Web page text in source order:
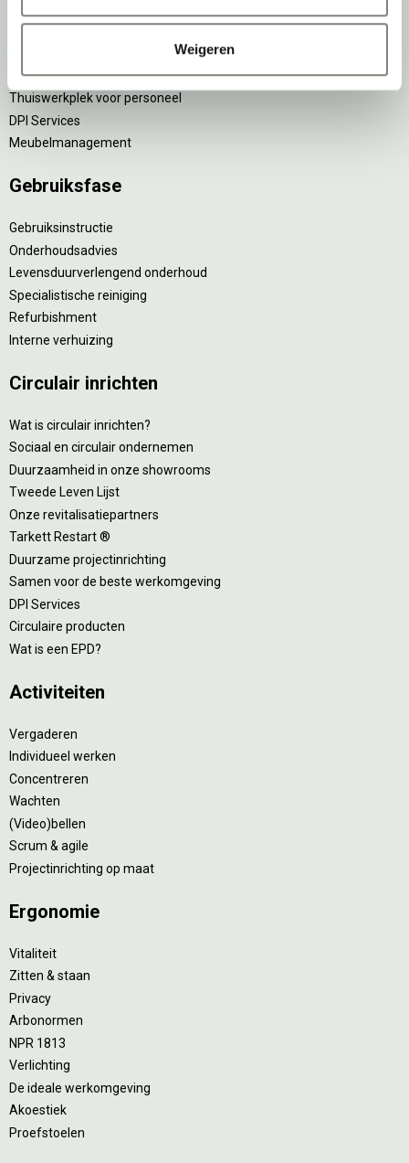
Weigeren
Implementatiefase
Inhuizen & montage
Thuiswerkplek voor personeel
DPI Services
Meubelmanagement
Gebruiksfase
Gebruiksinstructie
Onderhoudsadvies
Levensduurverlengend onderhoud
Specialistische reiniging
Refurbishment
Interne verhuizing
Circulair inrichten
Wat is circulair inrichten?
Sociaal en circulair ondernemen
Duurzaamheid in onze showrooms
Tweede Leven Lijst
Onze revitalisatiepartners
Tarkett Restart ®
Duurzame projectinrichting
Samen voor de beste werkomgeving
DPI Services
Circulaire producten
Wat is een EPD?
Activiteiten
Vergaderen
Individueel werken
Concentreren
Wachten
(Video)bellen
Scrum & agile
Projectinrichting op maat
Ergonomie
Vitaliteit
Zitten & staan
Privacy
Arbonormen
NPR 1813
Verlichting
De ideale werkomgeving
Akoestiek
Proefstoelen